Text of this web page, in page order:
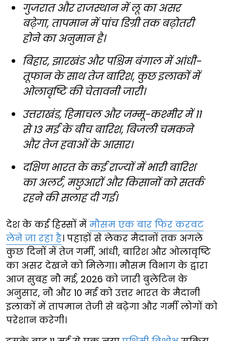
गुजरात और राजस्थान में लू का असर
बढ़ेगा, तापमान में पांच डिग्री तक बढ़ोतरी
होने का अनुमान है।
बिहार, झारखंड और पश्चिम बंगाल में आंधी-
तूफान के साथ तेज बारिश, कुछ इलाकों में
ओलावृष्टि की चेतावनी जारी।
उत्तराखंड, हिमाचल और जम्मू-कश्मीर में 11
से 13 मई के बीच बारिश, बिजली चमकने
और तेज हवाओं के आसार।
दक्षिण भारत के कई राज्यों में भारी बारिश
का अलर्ट, मछुआरों और किसानों को सतर्क
रहने की सलाह दी गई।
देश के कई हिस्सों में मौसम एक बार फिर करवट
लेने जा रहा है। पहाड़ों से लेकर मैदानों तक अगले
कुछ दिनों में तेज गर्मी, आंधी, बारिश और ओलावृष्टि
का असर देखने को मिलेगा। मौसम विभाग के द्वारा
आज सुबह नौ मई, 2026 को जारी बुलेटिन के
अनुसार, नौ और 10 मई को उत्तर भारत के मैदानी
इलाकों में तापमान तेजी से बढ़ेगा और गर्मी लोगों को
परेशान करेगी।